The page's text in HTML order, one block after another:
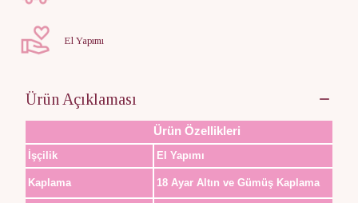
El Yapımı
Ürün Açıklaması
Ürün Özellikleri
İşçilik El Yapımı
Kaplama 18 Ayar Altın ve Gümüş Kaplama